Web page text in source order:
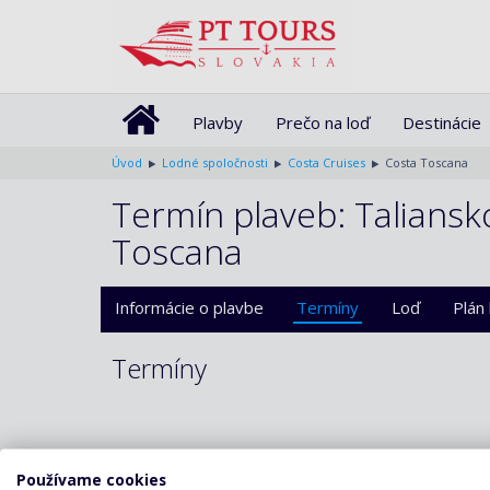
Plavby Prečo na loď Destinácie
Úvod Lodné spoločnosti Costa Cruises Costa Toscana
Termín plaveb:
Toscana
Informácie o plavbe Termíny Loď Plán
Termíny
Používame cookies